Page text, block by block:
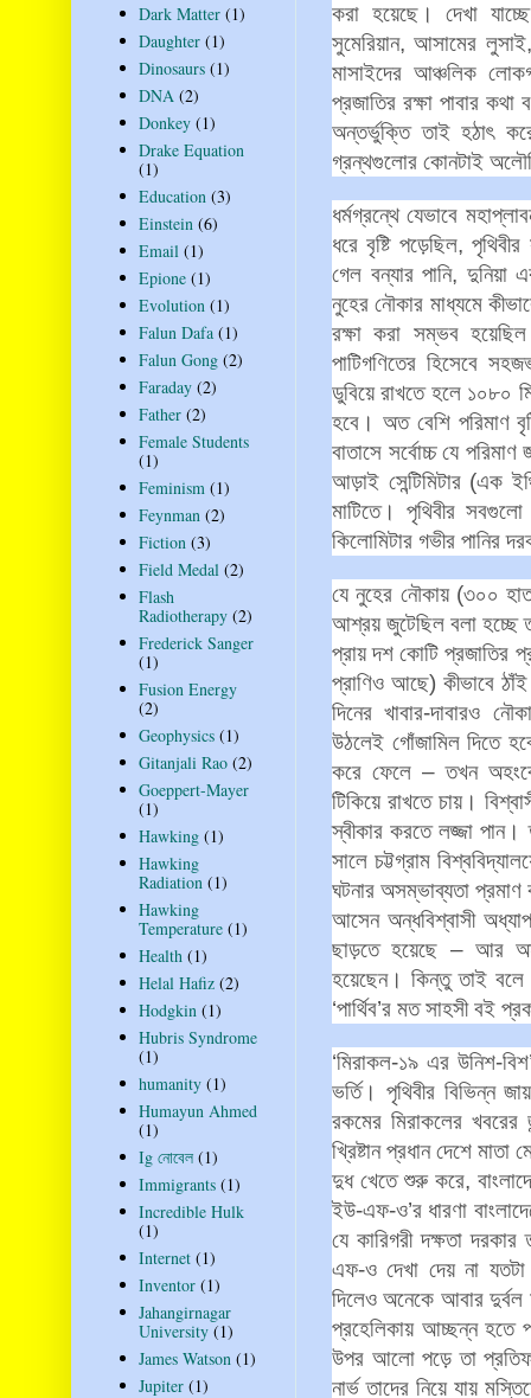
করা হয়েছে। দেখা যাচ্ছে
সুমেরিয়ান,আসামের লুসাই
মাসাইদের আঞ্চলিক
প্রজাতির রক্ষা পাবার কথা
অন্তর্ভুক্তি তাই হঠাৎ
গ্রন্থগুলোর কোনটাই
ধর্মগ্রন্থে যেভাবে
ধরে বৃষ্টি পড়েছিল,পৃথিবীর
গেল বন্যার পানি, দুনিয়া
নুহের নৌকার মাধ্যমে
রক্ষা করা সম্ভব হয়েছিল
পাটিগণিতের হিসেবে
ডুবিয়ে রাখতে হলে ১০৮০
হবে। অত বেশি পরিমাণ
বাতাসে সর্বোচ্চ যে পরিমাণ
আড়াই সেন্টিমিটার(এক
মাটিতে।
পৃথিবীর সবগুলো
কিলোমিটার গভীর পানির
যে নুহের নৌকায়(৩০০
আশ্রয় জুটেছিল বলা হচ্ছে
প্রায় দশ কোটি প্রজাতির
প্রাণিও আছে) কীভাবে ঠাঁই
দিনের খাবার-দাবারও
উঠলেই গোঁজামিল দিতে
করে ফেলে–তখন
টিকিয়ে রাখতে চায়।
স্বীকার করতে লজ্জা পান।
সালে চট্টগ্রাম
ঘটনার অসম্ভাব্যতা প্রমাণ
আসেন অন্ধবিশ্বাসী
ছাড়তে হয়েছে –আর
হয়েছেন। কিন্তু তাই বলে
‘পার্থিব’র মত সাহসী বই
‘মিরাকল-১৯ এর উনিশ-বিশ
ভর্তি। পৃথিবীর বিভিন্ন
রকমের মিরাকলের খবরের
খ্রিষ্টান প্রধান দেশে মাতা
দুধ খেতে শুরু করে,
ইউ-এফ-ও’র ধারণা
যে কারিগরী দক্ষতা দরকার
এফ-ও দেখা দেয় না যতটা
দিলেও অনেকে আবার দুর্বল
প্রহেলিকায় আচ্ছন্ন হতে
উপর আলো পড়ে তা
নার্ভ তাদের নিয়ে যায়
Dark Matter (1)
Daughter (1)
Dinosaurs (1)
DNA (2)
Donkey (1)
Drake Equation
(1)
Education (3)
Einstein (6)
Email (1)
Epione (1)
Evolution (1)
Falun Dafa (1)
Falun Gong (2)
Faraday (2)
Father (2)
Female Students
(1)
Feminism (1)
Feynman (2)
Fiction (3)
Field Medal (2)
Flash
Radiotherapy (2)
Frederick Sanger
(1)
Fusion Energy
(2)
Geophysics (1)
Gitanjali Rao (2)
Goeppert-Mayer
(1)
Hawking (1)
Hawking
Radiation (1)
Hawking
Temperature (1)
Health (1)
Helal Hafiz (2)
Hodgkin (1)
Hubris Syndrome
(1)
humanity (1)
Humayun Ahmed
(1)
Ig নোবেল (1)
Immigrants (1)
Incredible Hulk
(1)
Internet (1)
Inventor (1)
Jahangirnagar
University (1)
James Watson (1)
Jupiter (1)